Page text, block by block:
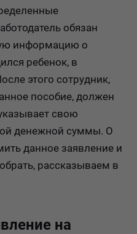
обязан
информацию о
ребенок, в
этого сотрудник,
пособие, должен
свою
денежной суммы. О
данное заявление и
рассказываем в
на